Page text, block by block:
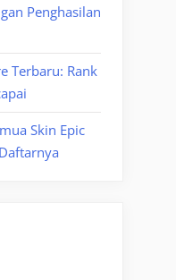
Penghasilan
Terbaru: Rank
Skin Epic